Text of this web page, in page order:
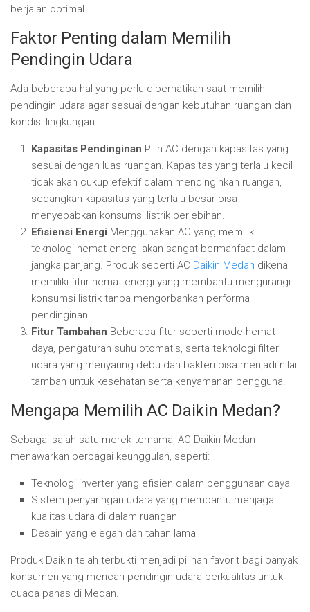
berjalan optimal.
Faktor Penting dalam Memilih
Pendingin Udara
Ada beberapa hal yang perlu diperhatikan saat memilih
pendingin udara agar sesuai dengan kebutuhan ruangan dan
kondisi lingkungan:
Kapasitas Pendinginan Pilih AC dengan kapasitas yang
sesuai dengan luas ruangan. Kapasitas yang terlalu kecil
tidak akan cukup efektif dalam mendinginkan ruangan,
sedangkan kapasitas yang terlalu besar bisa
menyebabkan konsumsi listrik berlebihan.
Efisiensi Energi Menggunakan AC yang memiliki
teknologi hemat energi akan sangat bermanfaat dalam
jangka panjang. Produk seperti AC Daikin Medan dikenal
memiliki fitur hemat energi yang membantu mengurangi
konsumsi listrik tanpa mengorbankan performa
pendinginan.
Fitur Tambahan Beberapa fitur seperti mode hemat
daya, pengaturan suhu otomatis, serta teknologi filter
udara yang menyaring debu dan bakteri bisa menjadi nilai
tambah untuk kesehatan serta kenyamanan pengguna.
Mengapa Memilih AC Daikin Medan?
Sebagai salah satu merek ternama, AC Daikin Medan
menawarkan berbagai keunggulan, seperti:
Teknologi inverter yang efisien dalam penggunaan daya
Sistem penyaringan udara yang membantu menjaga
kualitas udara di dalam ruangan
Desain yang elegan dan tahan lama
Produk Daikin telah terbukti menjadi pilihan favorit bagi banyak
konsumen yang mencari pendingin udara berkualitas untuk
cuaca panas di Medan.